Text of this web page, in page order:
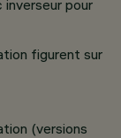
pour
figurent sur
(versions